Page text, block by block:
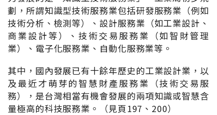
劃，所謂知識型技術服務業包括研發服務業（例如
技術分析、檢測等）、設計服務業（如工業設計、
商業設計等）、技術交易服務業（如智財管理
業）、電子化服務業、自動化服務業等。
其中，國內發展已有十餘年歷史的工業設計業，以
及最近才萌芽的智慧財產服務業（技術交易服
務），是台灣相當有機會發展的兩項知識或智慧含
量極高的科技服務業。（見頁197、200）